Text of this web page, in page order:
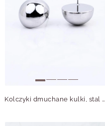
Kolczyki dmuchane kulki, stal S212547S00